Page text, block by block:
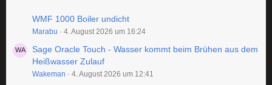
WMF 1000 Boiler undicht
Marabu 4. August 2026 um 16:24
Sage Oracle Touch - Wasser kommt beim Brühen aus dem
Heißwasser Zulauf
Wakeman 4. August 2026 um 12:41